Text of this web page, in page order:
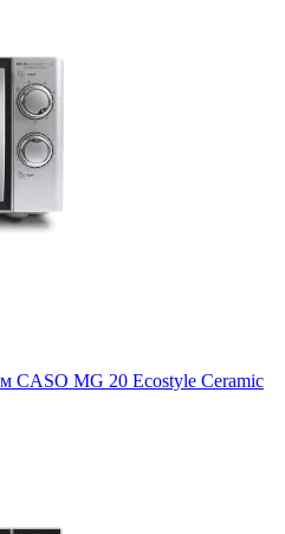
CASO MG 20 Eсostyle Ceramic